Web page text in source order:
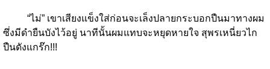
“ไม่” เขาเสียงแข็งใส่ก่อนจะเล็งปลายกระบอกปืนมาทางผม
ซึ่งมีดำยืนบังไว้อยู่ นาทีนั้นผมแทบจะหยุดหายใจ สุพรเหนี่ยวไก
ปืนดังแกร๊ก!!!